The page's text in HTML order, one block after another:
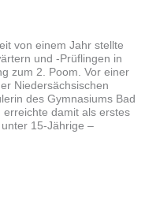
von einem Jahr stellte
und -Prüflingen in
zum 2. Poom. Vor einer
Niedersächsischen
des Gymnasiums Bad
erreichte damit als erstes
15-Jährige –